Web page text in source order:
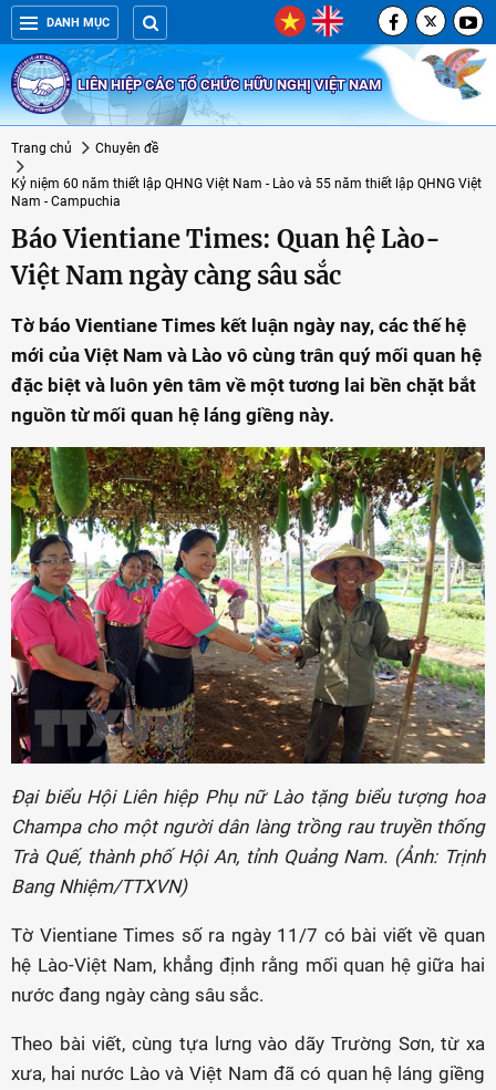
DANH MỤC
LIÊN HIỆP CÁC TỔ CHỨC HỮU NGHỊ VIỆT NAM
Trang chủ Chuyên đề
Kỷ niệm 60 năm thiết lập QHNG Việt Nam - Lào và 55 năm thiết lập QHNG Việt
Nam - Campuchia
Báo Vientiane Times: Quan hệ Lào-
Việt Nam ngày càng sâu sắc
Tờ báo Vientiane Times kết luận ngày nay, các thế hệ
mới của Việt Nam và Lào vô cùng trân quý mối quan hệ
đặc biệt và luôn yên tâm về một tương lai bền chặt bắt
nguồn từ mối quan hệ láng giềng này.
Đại biểu Hội Liên hiệp Phụ nữ Lào tặng biểu tượng hoa
Champa cho một người dân làng trồng rau truyền thống
Trà Quế, thành phố Hội An, tỉnh Quảng Nam. (Ảnh: Trịnh
Bang Nhiệm/TTXVN)
Tờ Vientiane Times số ra ngày 11/7 có bài viết về quan
hệ Lào-Việt Nam, khẳng định rằng mối quan hệ giữa hai
nước đang ngày càng sâu sắc.
Theo bài viết, cùng tựa lưng vào dãy Trường Sơn, từ xa
xưa, hai nước Lào và Việt Nam đã có quan hệ láng giềng